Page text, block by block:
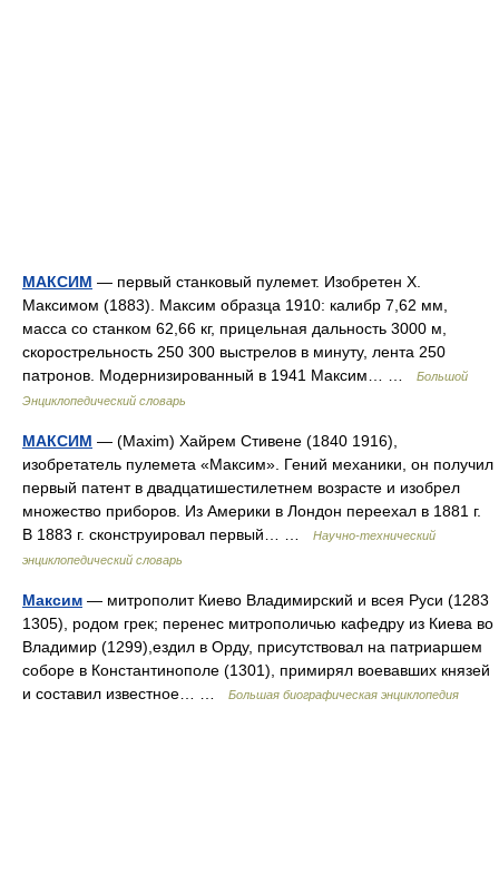
МАКСИМ — первый станковый пулемет. Изобретен Х.
Максимом (1883). Максим образца 1910: калибр 7,62 мм,
масса со станком 62,66 кг, прицельная дальность 3000 м,
скорострельность 250 300 выстрелов в минуту, лента 250
патронов. Модернизированный в 1941 Максим… …
Большой
Энциклопедический словарь
МАКСИМ — (Maxim) Хайрем Стивене (1840 1916),
изобретатель пулемета «Максим». Гений механики, он получил
первый патент в двадцатишестилетнем возрасте и изобрел
множество приборов. Из Америки в Лондон переехал в 1881 г.
В 1883 г. сконструировал первый… …
Научно-технический
энциклопедический словарь
Максим — митрополит Киево Владимирский и всея Руси (1283
1305), родом грек; перенес митрополичью кафедру из Киева во
Владимир (1299),ездил в Орду, присутствовал на патриаршем
соборе в Константинополе (1301), примирял воевавших князей
и составил известное… …
Большая биографическая энциклопедия